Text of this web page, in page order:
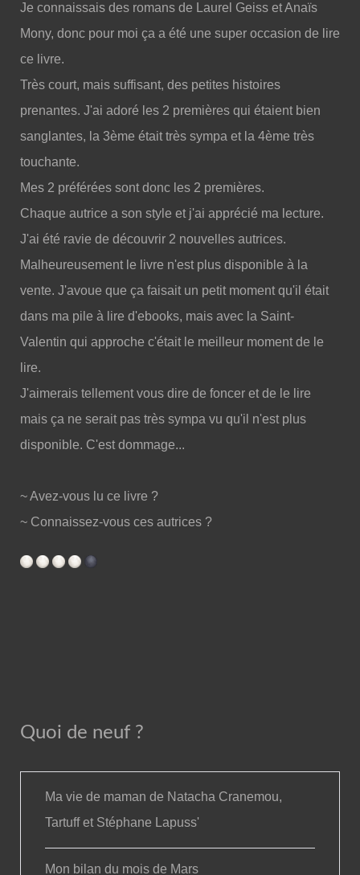
Je connaissais des romans de Laurel Geiss et Anaïs
Mony, donc pour moi ça a été une super occasion de lire
ce livre.
Très court, mais suffisant, des petites histoires
prenantes. J'ai adoré les 2 premières qui étaient bien
sanglantes, la 3ème était très sympa et la 4ème très
touchante.
Mes 2 préférées sont donc les 2 premières.
Chaque autrice a son style et j'ai apprécié ma lecture.
J'ai été ravie de découvrir 2 nouvelles autrices.
Malheureusement le livre n'est plus disponible à la
vente. J'avoue que ça faisait un petit moment qu'il était
dans ma pile à lire d'ebooks, mais avec la Saint-
Valentin qui approche c'était le meilleur moment de le
lire.
J'aimerais tellement vous dire de foncer et de le lire
mais ça ne serait pas très sympa vu qu'il n'est plus
disponible. C'est dommage...
~ Avez-vous lu ce livre ?
~ Connaissez-vous ces autrices ?
Quoi de neuf ?
Ma vie de maman de Natacha Cranemou,
Tartuff et Stéphane Lapuss'
Mon bilan du mois de Mars